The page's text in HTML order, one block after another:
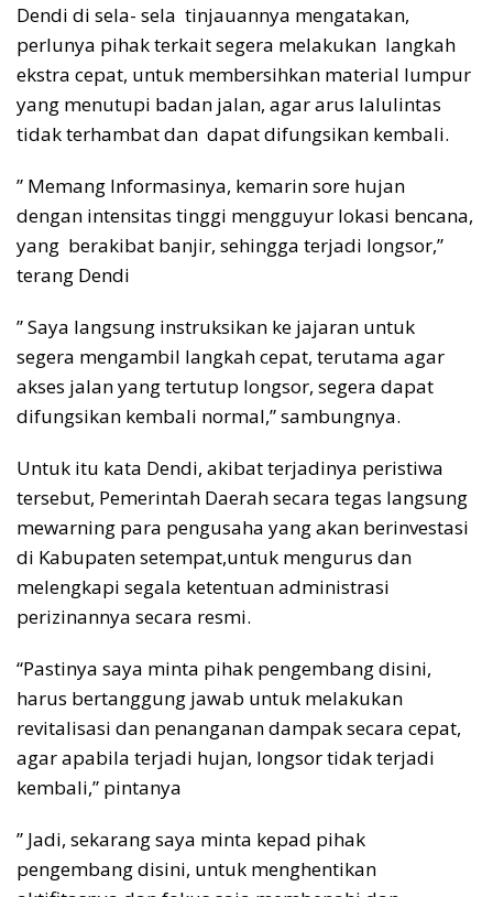
Dendi di sela- sela tinjauannya mengatakan,
perlunya pihak terkait segera melakukan langkah
ekstra cepat, untuk membersihkan material lumpur
yang menutupi badan jalan, agar arus lalulintas
tidak terhambat dan dapat difungsikan kembali.
” Memang Informasinya, kemarin sore hujan
dengan intensitas tinggi mengguyur lokasi bencana,
yang berakibat banjir, sehingga terjadi longsor,”
terang Dendi
” Saya langsung instruksikan ke jajaran untuk
segera mengambil langkah cepat, terutama agar
akses jalan yang tertutup longsor, segera dapat
difungsikan kembali normal,” sambungnya.
Untuk itu kata Dendi, akibat terjadinya peristiwa
tersebut, Pemerintah Daerah secara tegas langsung
mewarning para pengusaha yang akan berinvestasi
di Kabupaten setempat,untuk mengurus dan
melengkapi segala ketentuan administrasi
perizinannya secara resmi.
“Pastinya saya minta pihak pengembang disini,
harus bertanggung jawab untuk melakukan
revitalisasi dan penanganan dampak secara cepat,
agar apabila terjadi hujan, longsor tidak terjadi
kembali,” pintanya
” Jadi, sekarang saya minta kepad pihak
pengembang disini, untuk menghentikan